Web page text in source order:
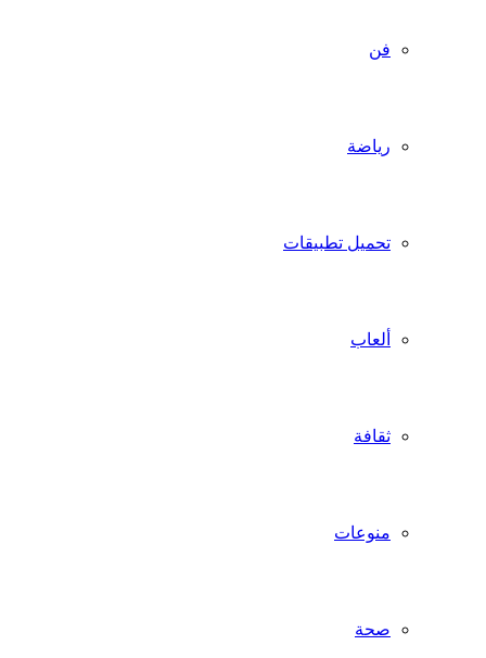
فن
رياضة
تحميل تطبيقات
ألعاب
ثقافة
منوعات
صحة